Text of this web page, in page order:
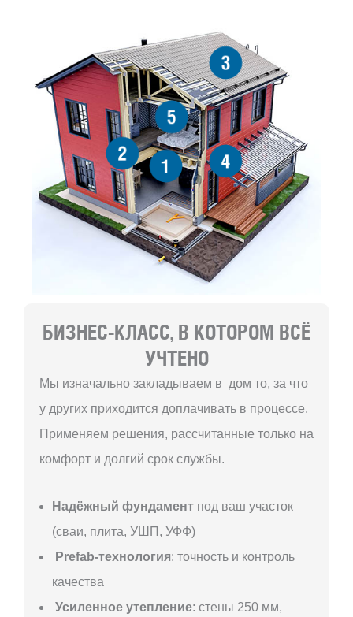
1
2
3
4
5
БИЗНЕС-КЛАСС, В КОТОРОМ ВСЁ
УЧТЕНО
Мы изначально закладываем в дом то, за что
у других приходится доплачивать в процессе.
Применяем решения, рассчитанные только на
комфорт и долгий срок службы.
Надёжный фундамент под ваш участок
(сваи, плита, УШП, УФФ)
Prefab-технология: точность и контроль
качества
Усиленное утепление: стены 250 мм,